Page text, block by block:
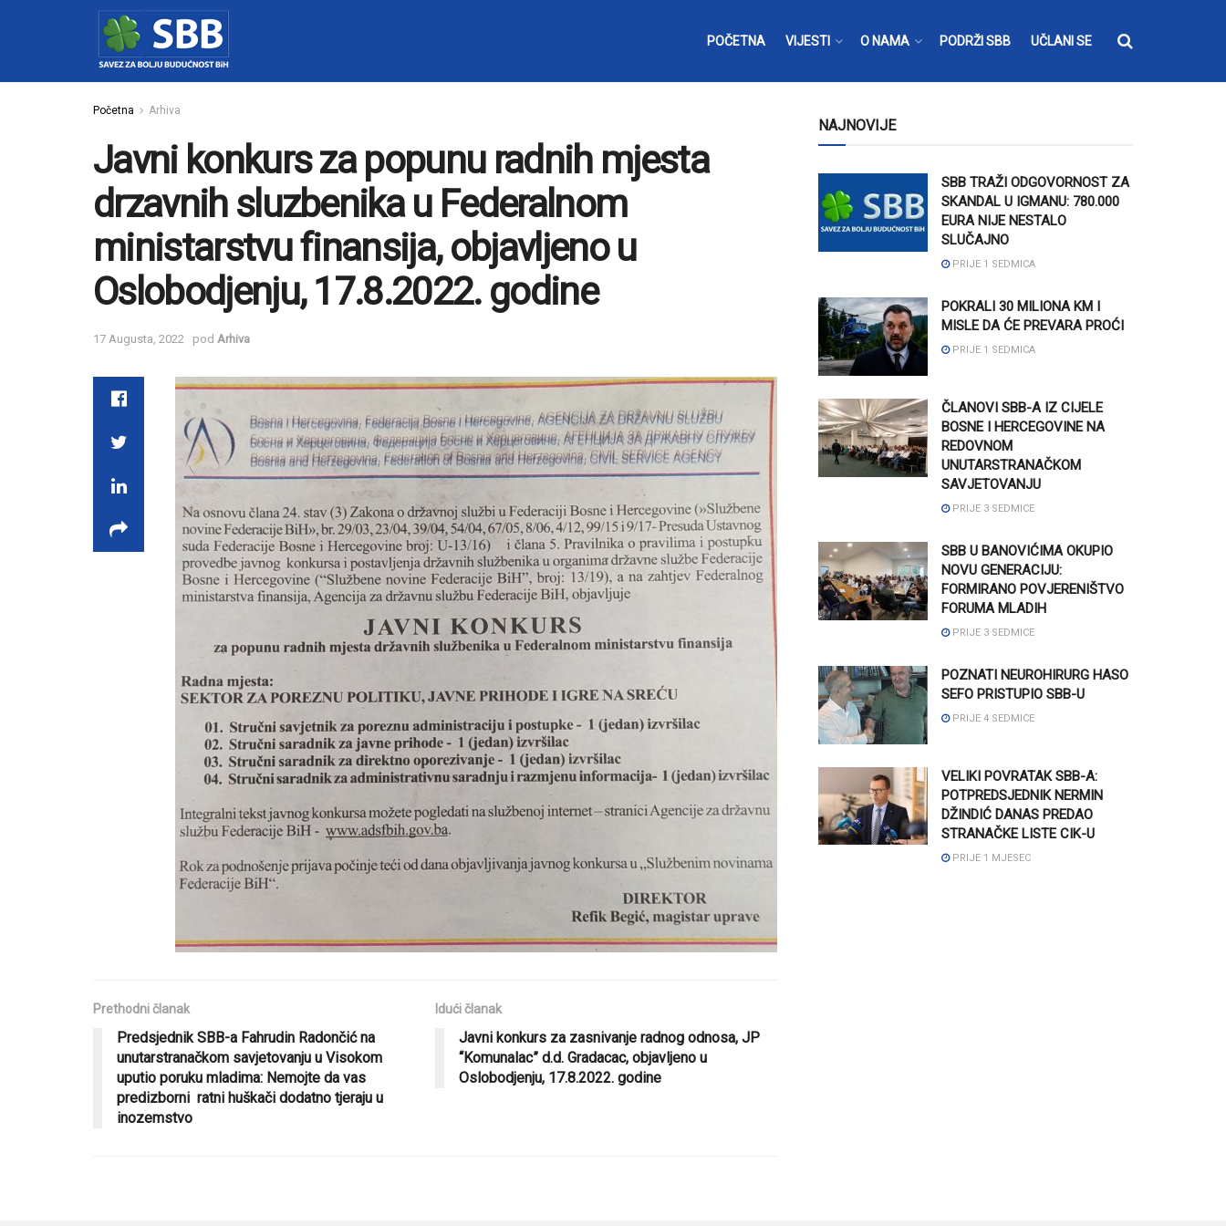
POČETNA VIJESTI O NAMA PODRŽI SBB UČLANI SE
Početna Arhiva
Javni konkurs za popunu radnih mjesta
drzavnih sluzbenika u Federalnom
ministarstvu finansija, objavljeno u
Oslobodjenju, 17.8.2022. godine
17 Augusta, 2022 pod Arhiva
Prethodni članak
Predsjednik SBB-a Fahrudin Radončić na
unutarstranačkom savjetovanju u Visokom
uputio poruku mladima: Nemojte da vas
predizborni ratni huškači dodatno tjeraju u
inozemstvo
Idući članak
Javni konkurs za zasnivanje radnog odnosa, JP
“Komunalac” d.d. Gradacac, objavljeno u
Oslobodjenju, 17.8.2022. godine
NAJNOVIJE
SBB TRAŽI ODGOVORNOST ZA
SKANDAL U IGMANU: 780.000
EURA NIJE NESTALO
SLUČAJNO
PRIJE 1 SEDMICA
POKRALI 30 MILIONA KM I
MISLE DA ĆE PREVARA PROĆI
PRIJE 1 SEDMICA
ČLANOVI SBB-A IZ CIJELE
BOSNE I HERCEGOVINE NA
REDOVNOM
UNUTARSTRANAČKOM
SAVJETOVANJU
PRIJE 3 SEDMICE
SBB U BANOVIĆIMA OKUPIO
NOVU GENERACIJU:
FORMIRANO POVJERENIŠTVO
FORUMA MLADIH
PRIJE 3 SEDMICE
POZNATI NEUROHIRURG HASO
SEFO PRISTUPIO SBB-U
PRIJE 4 SEDMICE
VELIKI POVRATAK SBB-A:
POTPREDSJEDNIK NERMIN
DŽINDIĆ DANAS PREDAO
STRANAČKE LISTE CIK-U
PRIJE 1 MJESEC